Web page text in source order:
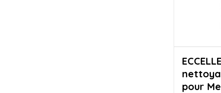
ECCELLENTE
pour